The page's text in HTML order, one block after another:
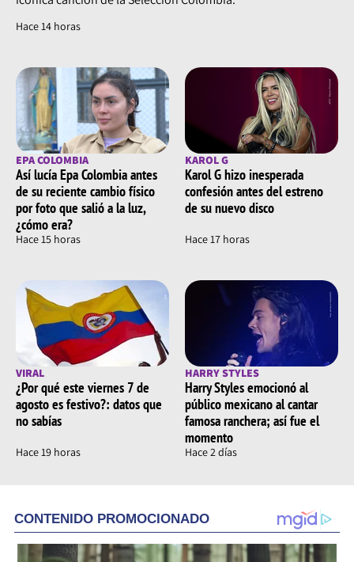
Hace 14 horas
EPA COLOMBIA
Así lucía Epa Colombia antes
de su reciente cambio físico
por foto que salió a la luz,
¿cómo era?
Hace 15 horas
KAROL G
Karol G hizo inesperada
confesión antes del estreno
de su nuevo disco
Hace 17 horas
VIRAL
¿Por qué este viernes 7 de
agosto es festivo?: datos que
no sabías
Hace 19 horas
HARRY STYLES
Harry Styles emocionó al
público mexicano al cantar
famosa ranchera; así fue el
momento
Hace 2 días